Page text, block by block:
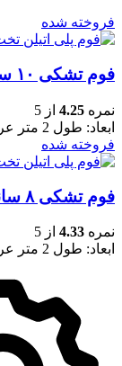
فروخته شده
فوم تشکی ۱۰ سانت
نمره 4.25 از 5
ابعاد: طول 2 متر عرض 1 متر
فروخته شده
فوم تشکی ۸ سانت
نمره 4.33 از 5
ابعاد: طول 2 متر عرض 1 متر